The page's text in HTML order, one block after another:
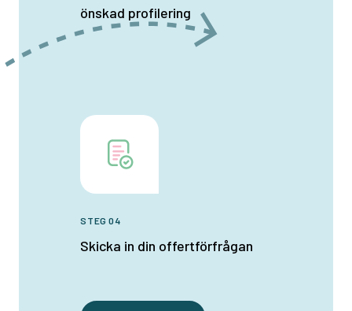
önskad profilering
STEG 04
Skicka in din offertförfrågan